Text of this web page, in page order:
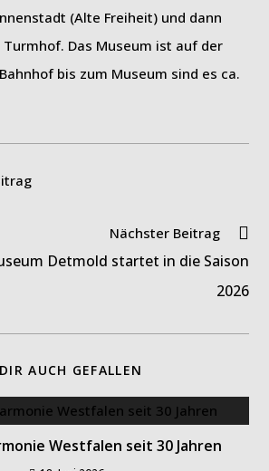
(Alte Freiheit) und dann
Das Museum ist auf der
bis zum Museum sind es ca.
Nächster Beitrag
Detmold startet in die Saison
2026
AUCH GEFALLEN
Westfalen seit 30 Jahren